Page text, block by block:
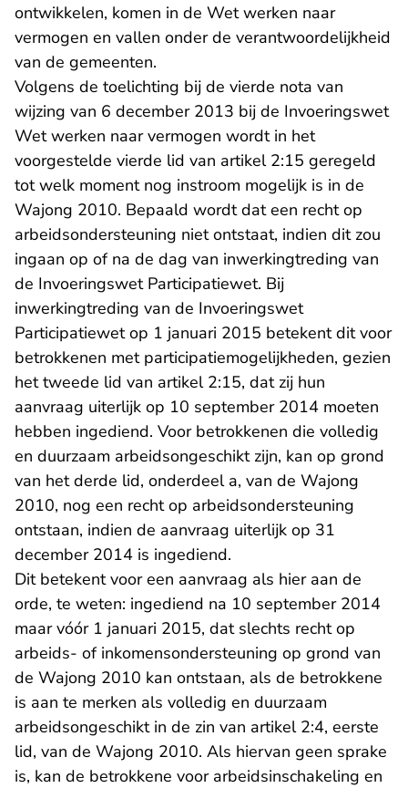
ontwikkelen, komen in de Wet werken naar
vermogen en vallen onder de verantwoordelijkheid
van de gemeenten.
Volgens de toelichting bij de vierde nota van
wijzing van 6 december 2013 bij de Invoeringswet
Wet werken naar vermogen wordt in het
voorgestelde vierde lid van artikel 2:15 geregeld
tot welk moment nog instroom mogelijk is in de
Wajong 2010. Bepaald wordt dat een recht op
arbeidsondersteuning niet ontstaat, indien dit zou
ingaan op of na de dag van inwerkingtreding van
de Invoeringswet Participatiewet. Bij
inwerkingtreding van de Invoeringswet
Participatiewet op 1 januari 2015 betekent dit voor
betrokkenen met participatiemogelijkheden, gezien
het tweede lid van artikel 2:15, dat zij hun
aanvraag uiterlijk op 10 september 2014 moeten
hebben ingediend. Voor betrokkenen die volledig
en duurzaam arbeidsongeschikt zijn, kan op grond
van het derde lid, onderdeel a, van de Wajong
2010, nog een recht op arbeidsondersteuning
ontstaan, indien de aanvraag uiterlijk op 31
december 2014 is ingediend.
Dit betekent voor een aanvraag als hier aan de
orde, te weten: ingediend na 10 september 2014
maar vóór 1 januari 2015, dat slechts recht op
arbeids- of inkomensondersteuning op grond van
de Wajong 2010 kan ontstaan, als de betrokkene
is aan te merken als volledig en duurzaam
arbeidsongeschikt in de zin van artikel 2:4, eerste
lid, van de Wajong 2010. Als hiervan geen sprake
is, kan de betrokkene voor arbeidsinschakeling en